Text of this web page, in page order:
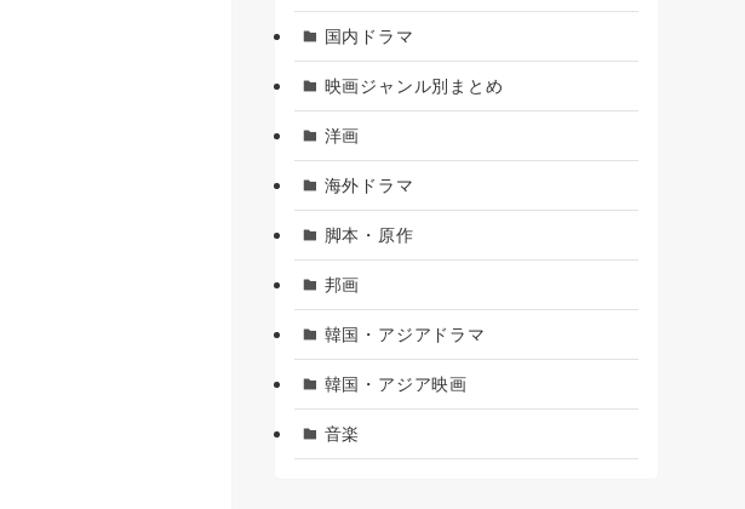
国内ドラマ
映画ジャンル別まとめ
洋画
海外ドラマ
脚本・原作
邦画
韓国・アジアドラマ
韓国・アジア映画
音楽